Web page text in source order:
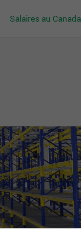
Salaires au Canada